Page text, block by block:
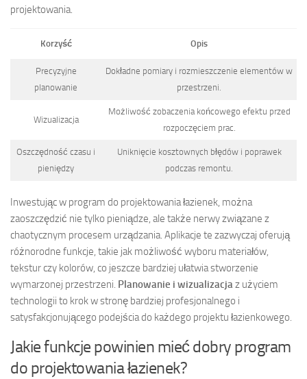
projektowania.
Korzyść Opis
Precyzyjne
planowanie
Dokładne pomiary i rozmieszczenie elementów w
przestrzeni.
Wizualizacja
Możliwość zobaczenia końcowego efektu przed
rozpoczęciem prac.
Oszczędność czasu i
pieniędzy
Uniknięcie kosztownych błędów i poprawek
podczas remontu.
Inwestując w program do projektowania łazienek, można
zaoszczędzić nie tylko pieniądze, ale także nerwy związane z
chaotycznym procesem urządzania. Aplikacje te zazwyczaj oferują
różnorodne funkcje, takie jak możliwość wyboru materiałów,
tekstur czy kolorów, co jeszcze bardziej ułatwia stworzenie
wymarzonej przestrzeni. Planowanie i wizualizacjaz użyciem
technologii to krok w stronę bardziej profesjonalnego i
satysfakcjonującego podejścia do każdego projektu łazienkowego.
Jakie funkcje powinien mieć dobry program
do projektowania łazienek?